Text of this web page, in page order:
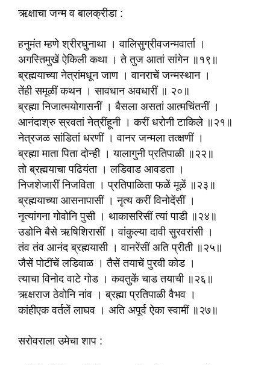
ऋक्षाचा जन्म व बालक्रीडा :
हनुमंत म्हणे श्रीरघुनाथा । वालिसुग्रीवजन्मवार्ता ।
अगस्तिमुखें ऐकिली कथा । ते तुज आतां सांगेन ॥१९॥
ब्रह्मयाच्या नेत्रांमधून जाण । वानराचें जन्मस्थान ।
तेंही समूळीं कथन । सावधान अवधारीं ॥ २०॥
ब्रह्मा निजात्मयोगासनीं । बैसला असतां आत्मचिंतनीं ।
आनंदाश्रु स्रवतां नेत्रींहूनी । करीं धरोनी टाकिले ॥२१॥
नेत्रजळ सांडितां धरणीं । वानर जन्मला तत्क्षणीं ।
ब्रह्मा माता पिता दोन्ही । यालागुनी प्रतिपाळी ॥२२॥
तो ब्रह्मयाचा पढियंता । लडिवाड आवडता ।
निजशेजारीं निजविता । प्रतिपाळिता फळें मूळें ॥२३॥
ब्रह्मयाच्या आसनापासीं । नृत्य करीं विनोदेंसीं ।
नृत्यांगना गोवोनि पुसी । थाकासरिसीं त्यां पाडी ॥२४॥
उडोनि बैसे ऋषिशिरासीं । वांकुल्या दावी सुरवरांसी ।
तंव तंव आनंद ब्रह्मयासी । वानरेंसीं अति प्रीती ॥२५॥
जैसें पोटींचें लडिवाळ । तैसें तयाचें पुरवी कोड ।
त्याचा विनोद वाटे गोड । कवतुकें चाड तयाची ॥२६॥
ऋक्षराज ठेवोनि नांव । ब्रह्मा प्रतिपाळी वैभव ।
कांहीएक वर्तलें लाघव । अति अपूर्व ऐका स्वामीं ॥२७॥
सरोवराला उमेचा शाप :